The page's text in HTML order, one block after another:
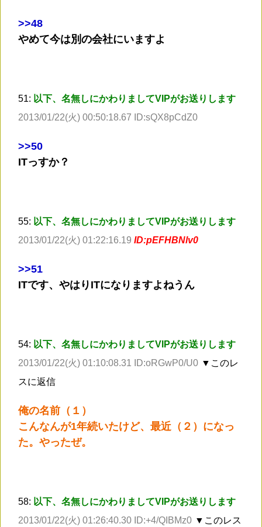
>>48
やめて今は別の会社にいますよ
51: 以下、名無しにかわりましてVIPがお送りします
2013/01/22(火) 00:50:18.67 ID:sQX8pCdZ0
>>50
ITっすか？
55: 以下、名無しにかわりましてVIPがお送りします
2013/01/22(火) 01:22:16.19 ID:pEFHBNlv0
>>51
ITです、やはりITになりますよねうん
54: 以下、名無しにかわりましてVIPがお送りします
2013/01/22(火) 01:10:08.31 ID:oRGwP0/U0 ▼このレ
スに返信
俺の名前（１）
こんなんが1年続いたけど、最近（２）になっ
た。やったぜ。
58: 以下、名無しにかわりましてVIPがお送りします
2013/01/22(火) 01:26:40.30 ID:+4/QIBMz0 ▼このレス